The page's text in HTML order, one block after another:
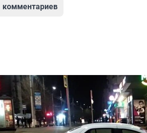
комментариев